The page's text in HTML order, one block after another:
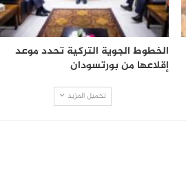
الخطوط الجوية التركية تحدد موعد
إقلاعها من بورتسودان
تحميل المزيد